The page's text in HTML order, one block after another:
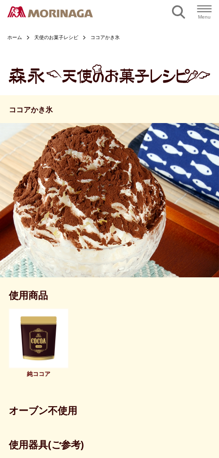
Menu
ホーム 天使のお菓子レシピ ココアかき氷
ココアかき氷
使用商品
純ココア
オーブン不使用
使用器具(ご参考)